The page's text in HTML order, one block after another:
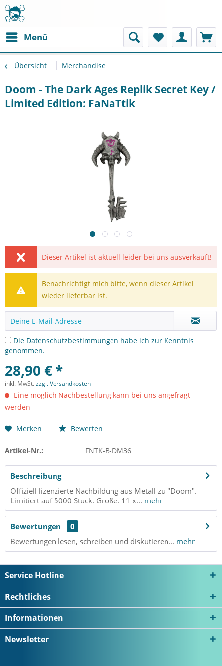
Menü
Übersicht Merchandise
Doom - The Dark Ages Replik Secret Key /
Limited Edition: FaNaTtik
Dieser Artikel ist aktuell leider bei uns ausverkauft!
Benachrichtigt mich bitte, wenn dieser Artikel
wieder lieferbar ist.
Die Datenschutzbestimmungen habe ich zur Kenntnis
genommen.
28,90 € *
inkl. MwSt.zzgl. Versandkosten
Eine möglich Nachbestellung kann bei uns angefragt
werden
Merken Bewerten
Artikel-Nr.: FNTK-B-DM36
Beschreibung
Offiziell lizenzierte Nachbildung aus Metall zu "Doom".
Limitiert auf 5000 Stück. Größe: 11 x... mehr
Bewertungen
0
Bewertungen lesen, schreiben und diskutieren... mehr
Service Hotline
Rechtliches
Informationen
Newsletter